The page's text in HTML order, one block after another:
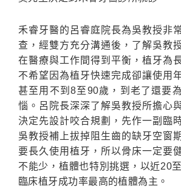
禾睿牙醫的呂睿庭院長為吳教授非
查，經雙方充分溝通後，了解吳教
在醫療與工作間得到平衡，植牙為
不希望因為植牙快速完成卻讓使用
甚至用不到8至90歲，到老了還要
惱。呂院長深深了解吳教授所擔心
決定先設計咬合規劃，先作一副臨
吳教授補上拔掉阻生齒的缺牙空窗
要長久使用植牙，所以骨床一定要
不能少，植體也特別挑選，以近20
臨床植牙成功率最高的植體為主。